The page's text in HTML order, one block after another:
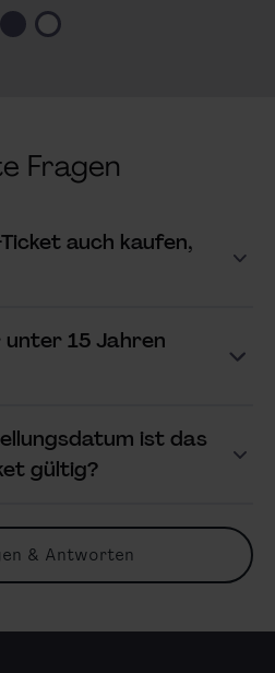
Fragen
auch kaufen,
15 Jahren
ist das
gültig?
& Antworten